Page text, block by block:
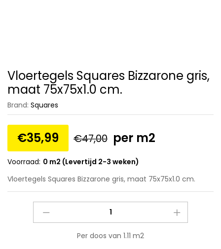
Vloertegels Squares Bizzarone gris,
maat 75x75x1.0 cm.
Brand: Squares
€35,99 €47,00 per m2
Voorraad: 0 m2 (Levertijd 2-3 weken)
Vloertegels Squares Bizzarone gris, maat 75x75x1.0 cm.
Per doos van 1.11 m2